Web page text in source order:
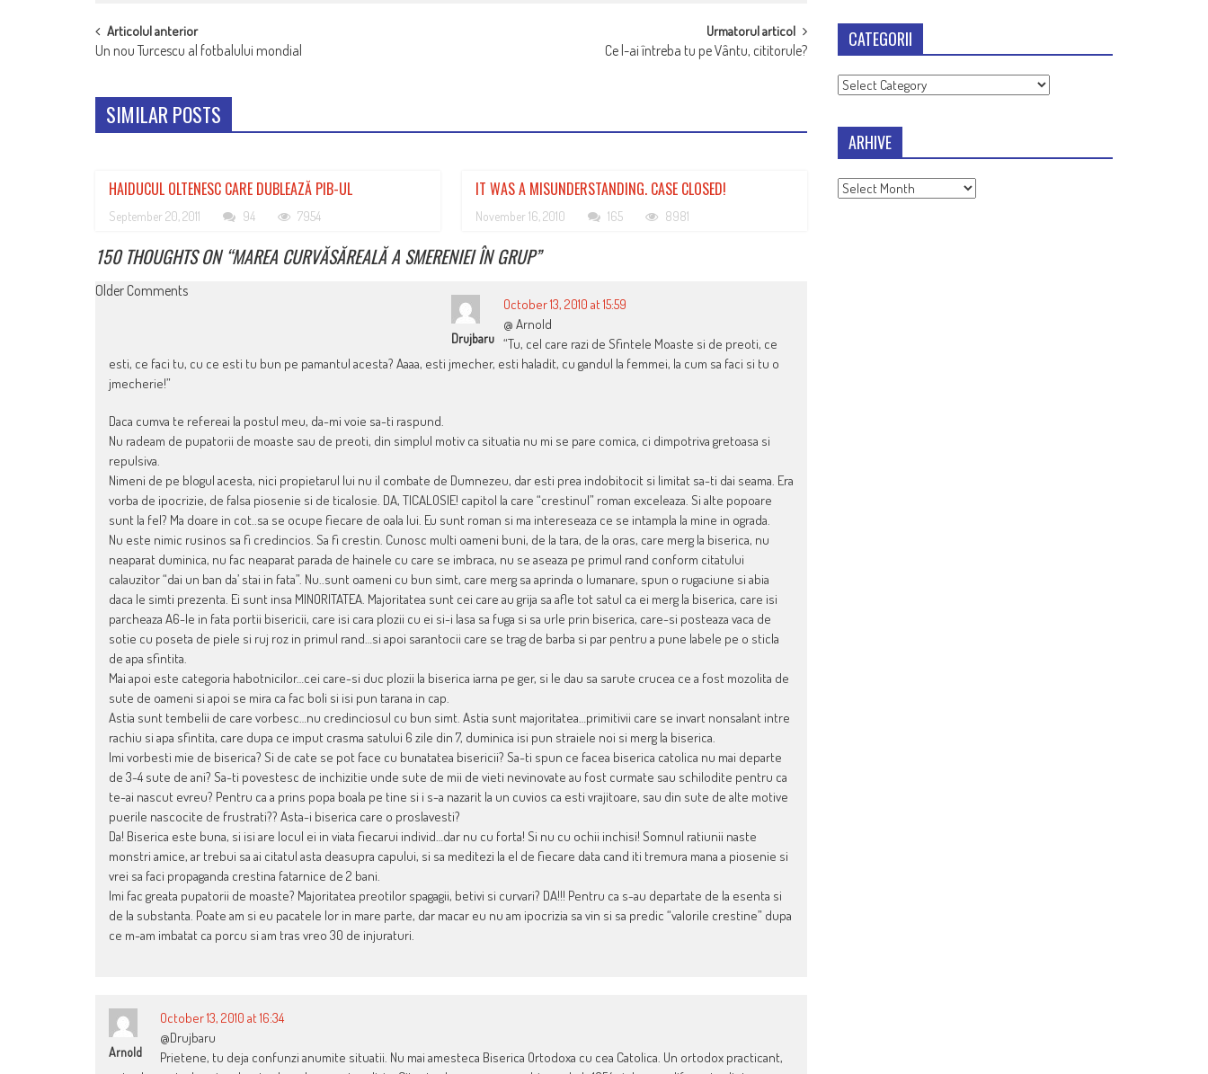
POST
NAVIGATION
Articolul anterior
Un nou Turcescu al fotbalului mondial
Urmatorul articol
Ce l-ai întreba tu pe Vântu, cititorule?
SIMILAR POSTS
HAIDUCUL OLTENESC CARE DUBLEAZĂ PIB-UL
September 20, 2011 94 7954
IT WAS A MISUNDERSTANDING. CASE CLOSED!
November 16, 2010 165 8981
150 THOUGHTS ON “MAREA CURVĂSĂREALĂ A SMERENIEI ÎN GRUP”
COMMENT
Older Comments
Drujbaru
October 13, 2010 at 15:59
@ Arnold
“Tu, cel care razi de Sfintele Moaste si de preoti, ce
esti, ce faci tu, cu ce esti tu bun pe pamantul acesta? Aaaa, esti jmecher, esti haladit, cu gandul la femmei, la cum sa faci si tu o
jmecherie!”
Daca cumva te refereai la postul meu, da-mi voie sa-ti raspund.
Nu radeam de pupatorii de moaste sau de preoti, din simplul motiv ca situatia nu mi se pare comica, ci dimpotriva gretoasa si
repulsiva.
Nimeni de pe blogul acesta, nici propietarul lui nu il combate de Dumnezeu, dar esti prea indobitocit si limitat sa-ti dai seama. Era
vorba de ipocrizie, de falsa piosenie si de ticalosie. DA, TICALOSIE! capitol la care “crestinul” roman exceleaza. Si alte popoare
sunt la fel? Ma doare in cot..sa se ocupe fiecare de oala lui. Eu sunt roman si ma intereseaza ce se intampla la mine in ograda.
Nu este nimic rusinos sa fi credincios. Sa fi crestin. Cunosc multi oameni buni, de la tara, de la oras, care merg la biserica, nu
neaparat duminica, nu fac neaparat parada de hainele cu care se imbraca, nu se aseaza pe primul rand conform citatului
calauzitor “dai un ban da’ stai in fata”. Nu..sunt oameni cu bun simt, care merg sa aprinda o lumanare, spun o rugaciune si abia
daca le simti prezenta. Ei sunt insa MINORITATEA. Majoritatea sunt cei care au grija sa afle tot satul ca ei merg la biserica, care isi
parcheaza A6-le in fata portii bisericii, care isi cara plozii cu ei si-i lasa sa fuga si sa urle prin biserica, care-si posteaza vaca de
sotie cu poseta de piele si ruj roz in primul rand…si apoi sarantocii care se trag de barba si par pentru a pune labele pe o sticla
de apa sfintita.
Mai apoi este categoria habotnicilor…cei care-si duc plozii la biserica iarna pe ger, si le dau sa sarute crucea ce a fost mozolita de
sute de oameni si apoi se mira ca fac boli si isi pun tarana in cap.
Astia sunt tembelii de care vorbesc…nu credinciosul cu bun simt. Astia sunt majoritatea…primitivii care se invart nonsalant intre
rachiu si apa sfintita, care dupa ce imput crasma satului 6 zile din 7, duminica isi pun straiele noi si merg la biserica.
Imi vorbesti mie de biserica? Si de cate se pot face cu bunatatea bisericii? Sa-ti spun ce facea biserica catolica nu mai departe
de 3-4 sute de ani? Sa-ti povestesc de inchizitie unde sute de mii de vieti nevinovate au fost curmate sau schilodite pentru ca
te-ai nascut evreu? Pentru ca a prins popa boala pe tine si i s-a nazarit la un cuvios ca esti vrajitoare, sau din sute de alte motive
puerile nascocite de frustrati?? Asta-i biserica care o proslavesti?
Da! Biserica este buna, si isi are locul ei in viata fiecarui individ…dar nu cu forta! Si nu cu ochii inchisi! Somnul ratiunii naste
monstri amice, ar trebui sa ai citatul asta deasupra capului, si sa meditezi la el de fiecare data cand iti tremura mana a piosenie si
vrei sa faci propaganda crestina fatarnice de 2 bani.
Imi fac greata pupatorii de moaste? Majoritatea preotilor spagagii, betivi si curvari? DA!!! Pentru ca s-au departate de la esenta si
de la substanta. Poate am si eu pacatele lor in mare parte, dar macar eu nu am ipocrizia sa vin si sa predic “valorile crestine” dupa
ce m-am imbatat ca porcu si am tras vreo 30 de injuraturi.
Arnold
October 13, 2010 at 16:34
@Drujbaru
Prietene, tu deja confunzi anumite situatii. Nu mai amesteca Biserica Ortodoxa cu cea Catolica. Un ortodox practicant,
CATEGORII
Categorii
ARHIVE
Arhive